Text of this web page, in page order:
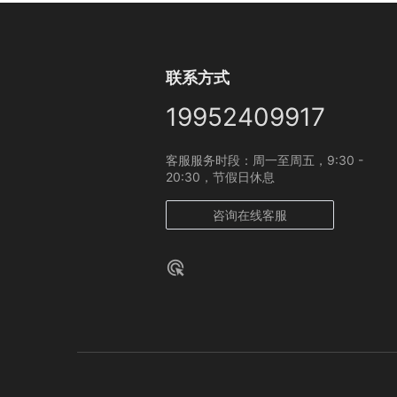
联系方式
19952409917
客服服务时段：周一至周五，9:30 -
20:30，节假日休息
咨询在线客服
ads_click